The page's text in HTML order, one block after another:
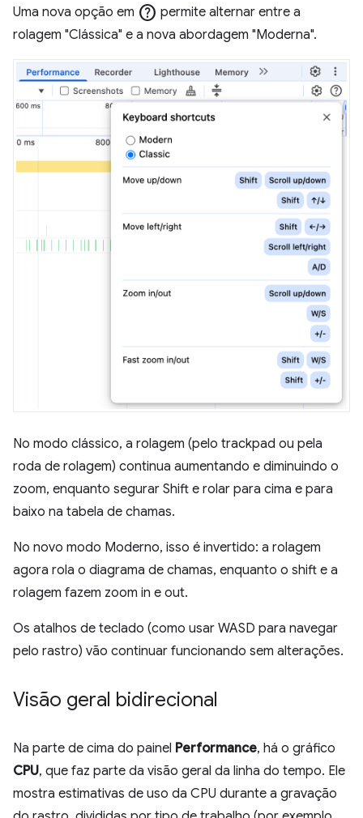
Uma nova opção em help permite alternar entre a
rolagem "Clássica" e a nova abordagem "Moderna".
No modo clássico, a rolagem (pelo trackpad ou pela
roda de rolagem) continua aumentando e diminuindo o
zoom, enquanto segurar Shift e rolar para cima e para
baixo na tabela de chamas.
No novo modo Moderno, isso é invertido: a rolagem
agora rola o diagrama de chamas, enquanto o shift e a
rolagem fazem zoom in e out.
Os atalhos de teclado (como usar WASD para navegar
pelo rastro) vão continuar funcionando sem alterações.
Visão geral bidirecional
Na parte de cima do painel Performance, há o gráfico
CPU, que faz parte da visão geral da linha do tempo. Ele
mostra estimativas de uso da CPU durante a gravação